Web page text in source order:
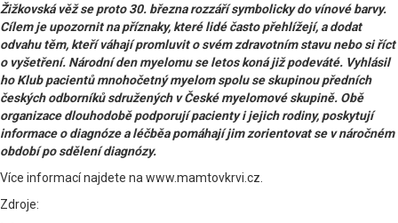
Žižkovská věž se proto 30. března rozzáří symbolicky do vínové barvy.
Cílem je upozornit na příznaky, které lidé často přehlížejí, a dodat
odvahu těm, kteří váhají promluvit o svém zdravotním stavu nebo si říct
o vyšetření. Národní den myelomu se letos koná již podeváté. Vyhlásil
ho Klub pacientů mnohočetný myelom spolu se skupinou předních
českých odborníků sdružených v České myelomové skupině. Obě
organizace dlouhodobě podporují pacienty i jejich rodiny, poskytují
informace o diagnóze a léčběa pomáhají jim zorientovat se v náročném
období po sdělení diagnózy.
Více informací najdete na www.mamtovkrvi.cz.
Zdroje: